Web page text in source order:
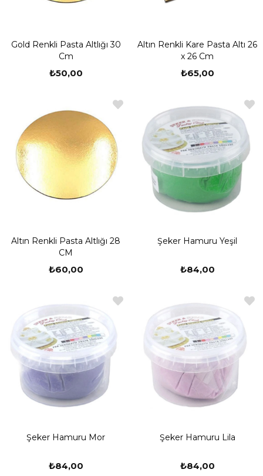
Sağlıklı ve Lezzetli Malzeme Seçenekleri Bir Arada
Tamamen sağlıklı ve hijyenik koşullar altında üretilen pasta
süslemeleri, tüketim açısından her yaş grubu için uygundur. Hiçbir
yetişkinler hem de çocuklar için yapılacak pastalar ve diğer tatlı
fikirlerinde gönül rahatlığı ile kullanılabilir. En uygun fiyat seçenekleri
ile sunulan şeker hamuru çeşitleri ve daha fazlası için, Parti Outlet'i
ziyaret etmek yeterli olacaktır.
Gold Renkli Pasta Altlığı 30
Cm
₺50,00
Altın Renkli Kare Pasta Altı 26
x 26 Cm
₺65,00
Altın Renkli Pasta Altlığı 28
CM
₺60,00
Şeker Hamuru Yeşil
₺84,00
Şeker Hamuru Mor
₺84,00
Şeker Hamuru Lila
₺84,00